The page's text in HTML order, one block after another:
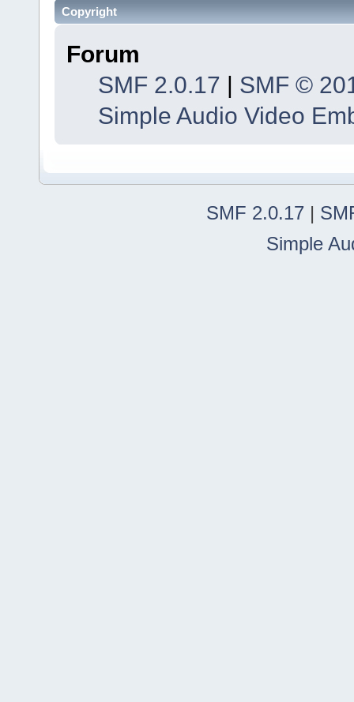
Copyright
Forum
SMF 2.0.17 | SMF ©
Simple Audio Video
SMF 2.0.17 |
Simple